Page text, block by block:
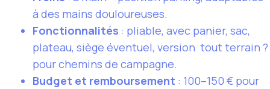
à des mains douloureuses.
Fonctionnalités : pliable, avec panier, sac,
plateau, siège éventuel, version tout terrain ?
pour chemins de campagne.
Budget et remboursement : 100–150 € pour